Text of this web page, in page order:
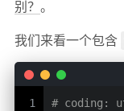
别？ 。
我们来看一个包含
1
# coding: